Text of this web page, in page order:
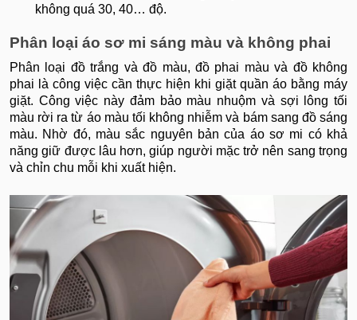
không quá 30, 40… độ.
Phân loại áo sơ mi sáng màu và không phai
Phân loại đồ trắng và đồ màu, đồ phai màu và đồ không
phai là công việc cần thực hiện khi giặt quần áo bằng máy
giặt. Công việc này đảm bảo màu nhuộm và sợi lông tối
màu rời ra từ áo màu tối không nhiễm và bám sang đồ sáng
màu. Nhờ đó, màu sắc nguyên bản của áo sơ mi có khả
năng giữ được lâu hơn, giúp người mặc trở nên sang trọng
và chỉn chu mỗi khi xuất hiện.